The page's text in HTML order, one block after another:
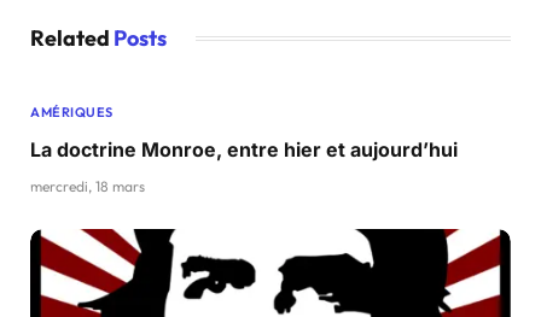
Related Posts
AMÉRIQUES
La doctrine Monroe, entre hier et aujourd’hui
mercredi, 18 mars